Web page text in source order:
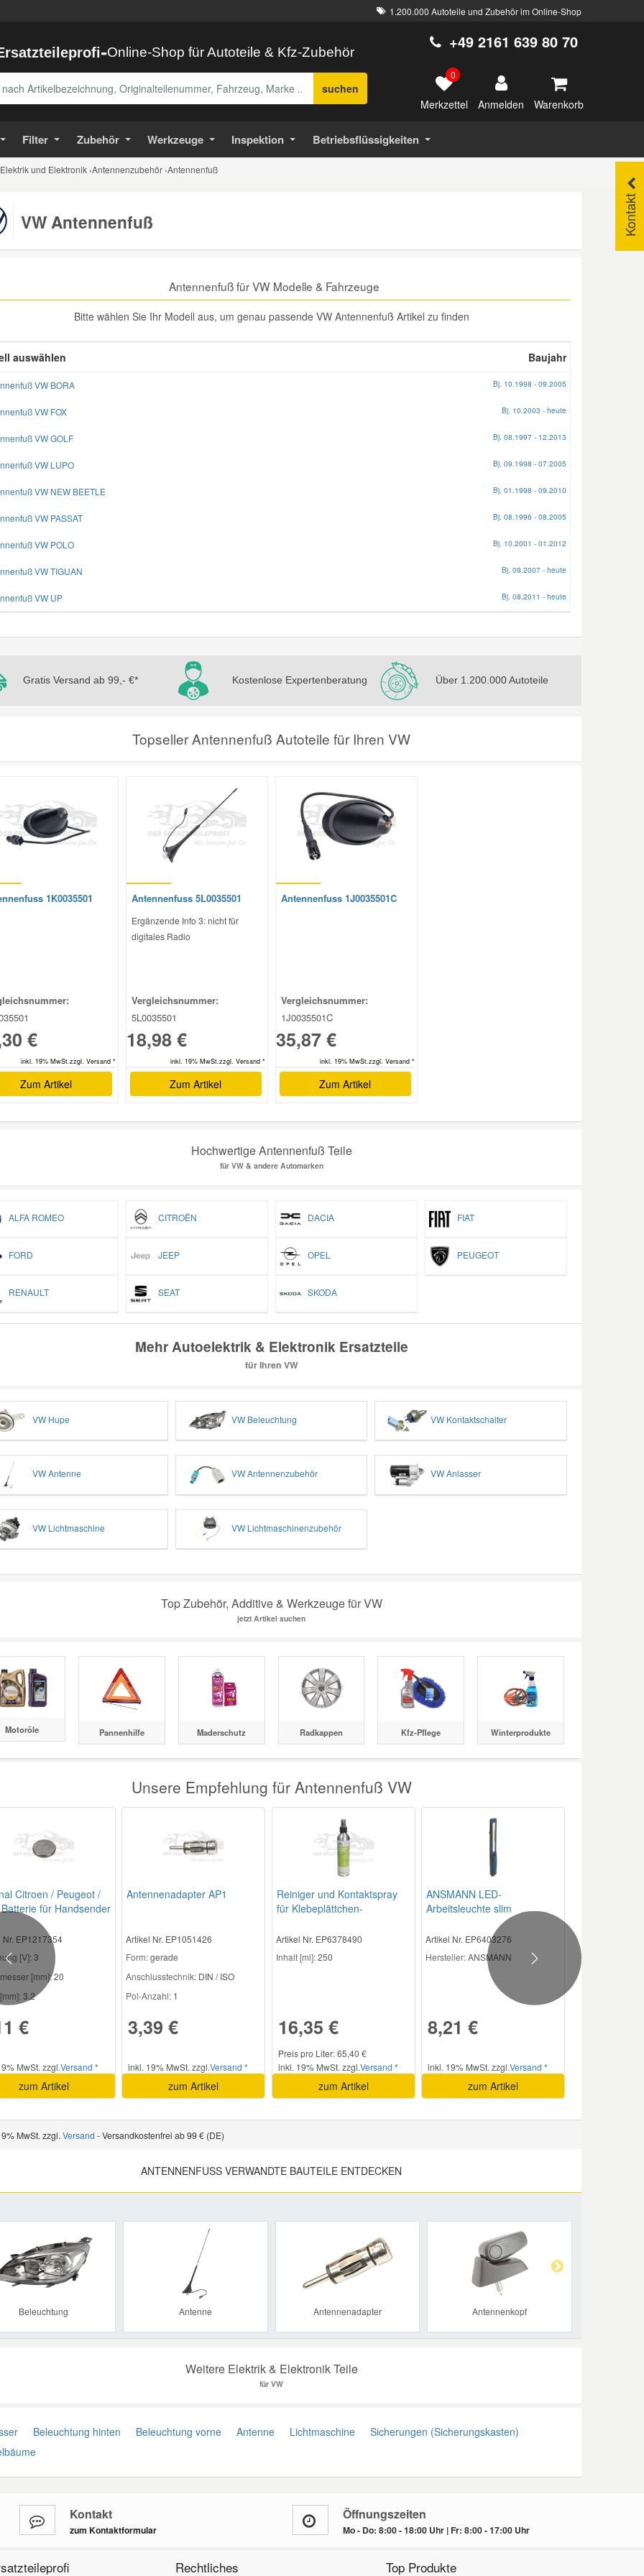
1.200.000 Autoteile und Zubehör im Online-Shop
-Online-Shop für Autoteile & Kfz-Zubehör
suchen
+49 2161 639 80 70
0
Merkzettel Anmelden Warenkorb
Filter Zubehör Werkzeuge Inspektion Betriebsflüssigkeiten
Elektrik und Elektronik ›Antennenzubehör ›Antennenfuß
Kontakt
VW Antennenfuß
Antennenfuß für VW Modelle & Fahrzeuge
Bitte wählen Sie Ihr Modell aus, um genau passende VW Antennenfuß Artikel zu finden
auswählen Baujahr
VW BORA Bj. 10.1998 - 09.2005
VW FOX Bj. 10.2003 - heute
VW GOLF Bj. 08.1997 - 12.2013
VW LUPO Bj. 09.1998 - 07.2005
VW NEW BEETLE Bj. 01.1998 - 09.2010
VW PASSAT Bj. 08.1996 - 08.2005
VW POLO Bj. 10.2001 - 01.2012
VW TIGUAN Bj. 09.2007 - heute
VW UP Bj. 08.2011 - heute
Gratis Versand ab 99,- €* Kostenlose Expertenberatung Über 1.200.000 Autoteile
Topseller Antennenfuß Autoteile für Ihren VW
1K0035501
€
inkl. 19% MwSt.zzgl. Versand *
Zum Artikel
Antennenfuss 5L0035501
Ergänzende Info 3: nicht für
digitales Radio
Vergleichsnummer:
5L0035501
18,98 €
inkl. 19% MwSt.zzgl. Versand *
Zum Artikel
Antennenfuss 1J0035501C
Vergleichsnummer:
1J0035501C
35,87 €
inkl. 19% MwSt.zzgl. Versand *
Zum Artikel
Hochwertige Antennenfuß Teile
für VW & andere Automarken
ALFA ROMEO CITROËN DACIA FIAT
FORD JEEP OPEL PEUGEOT
RENAULT SEAT SKODA
Mehr Autoelektrik & Elektronik Ersatzteile
für Ihren VW
VW Hupe VW Beleuchtung VW Kontaktschalter
VW Antenne VW Antennenzubehör VW Anlasser
VW Lichtmaschine VW Lichtmaschinenzubehör
Top Zubehör, Additive & Werkzeuge für VW
jetzt Artikel suchen
Motoröle Pannenhilfe Maderschutz Radkappen Kfz-Pflege Winterprodukte
Unsere Empfehlung für Antennenfuß VW
Citroen / Peugeot /
für Handsender
Nr. EP1217354
[V]: 3
[mm]:20
3,2
€
MwSt. zzgl.Versand *
zum Artikel
Antennenadapter AP1
Artikel Nr. EP1051426
Form:gerade
Anschlusstechnik: DIN / ISO
Pol-Anzahl: 1
3,39 €
inkl. 19% MwSt. zzgl.Versand *
zum Artikel
Reiniger und Kontaktspray
für Klebeplättchen-
Artikel Nr. EP6378490
Inhalt [ml]:250
16,35 €
Preis pro Liter: 65,40 €
inkl. 19% MwSt. zzgl.Versand *
zum Artikel
ANSMANN LED-
Arbeitsleuchte slim
Artikel Nr. EP6403276
Hersteller: ANSMANN
8,21 €
inkl. 19% MwSt. zzgl.Versand *
zum Artikel
Previous Next
MwSt. zzgl.Versand - Versandkostenfrei ab 99 € (DE)
ANTENNENFUSS VERWANDTE BAUTEILE ENTDECKEN
Beleuchtung Antenne Antennenadapter Antennenkopf
Weitere Elektrik & Elektronik Teile
für VW
Beleuchtung hinten Beleuchtung vorne Antenne Lichtmaschine
Sicherungen (Sicherungskasten)
Kontakt
zum Kontaktformular
Öffnungszeiten
Mo - Do: 8:00 - 18:00 Uhr | Fr: 8:00 - 17:00 Uhr
Rechtliches Top Produkte